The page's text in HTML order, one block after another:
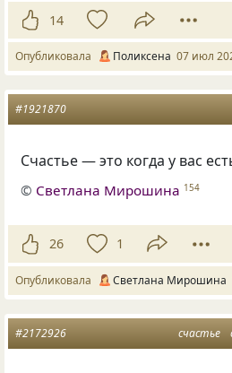
14
Опубликовала Поликсена 07 июл
#1921870
Счастье — это когда у вас
© Светлана Мирошина 154
26 1
Опубликовала Светлана Мирошина
счастье
#2172926